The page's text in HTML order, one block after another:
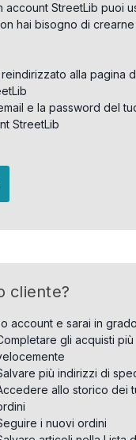
account StreetLib puoi
hai bisogno di crearne
alla pagina
e la password del
StreetLib
cliente?
account e sarai in
gli acquisti più
più indirizzi di
allo storico dei
i nuovi ordini